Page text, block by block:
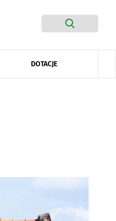
DOTACJE